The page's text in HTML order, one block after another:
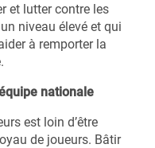
et lutter contre les
niveau élevé et qui
à remporter la
nationale
est loin d’être
de joueurs. Bâtir